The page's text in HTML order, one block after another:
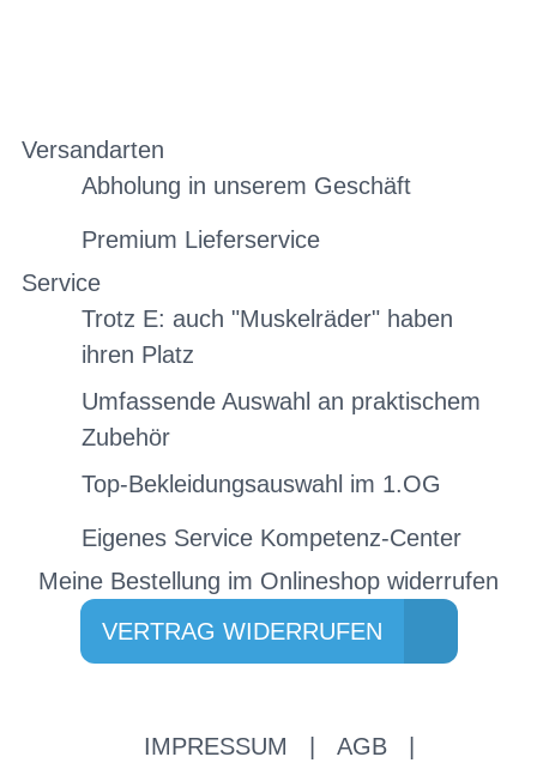
Versandarten
Abholung in unserem Geschäft
Premium Lieferservice
Service
Trotz E: auch "Muskelräder" haben
ihren Platz
Umfassende Auswahl an praktischem
Zubehör
Top-Bekleidungsauswahl im 1.OG
Eigenes Service Kompetenz-Center
Meine Bestellung im Onlineshop widerrufen
VERTRAG WIDERRUFEN
IMPRESSUM AGB